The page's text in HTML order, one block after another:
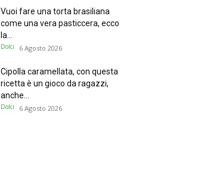
Vuoi fare una torta brasiliana
come una vera pasticcera, ecco
la...
Dolci 6 Agosto 2026
Cipolla caramellata, con questa
ricetta è un gioco da ragazzi,
anche...
Dolci 6 Agosto 2026